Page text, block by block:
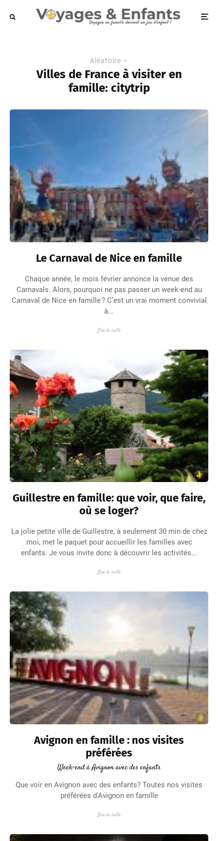
Aléatoire
Villes de France à visiter en
famille: citytrip
Le Carnaval de Nice en famille
Chaque année, le mois février annonce la venue des
Carnavals. Alors, pourquoi ne pas passer un week-end au
Carnaval de Nice en famille ? C’est un vrai moment convivial
à...
Lire la suite
Guillestre en famille: que voir, que faire,
où se loger?
La jolie petite ville de Guillestre, à seulement 30 min de chez
moi, met le paquet pour accueillir les familles avec
enfants. Je vous invite donc à découvrir les activités...
Lire la suite
Avignon en famille : nos visites
préférées
Week-end à Avignon avec des enfants
Que voir en Avignon avec des enfants? Toutes nos visites
préférées d'Avignon en famille
Lire la suite